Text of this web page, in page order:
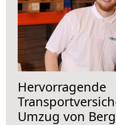
Hervorragende
Umzug von